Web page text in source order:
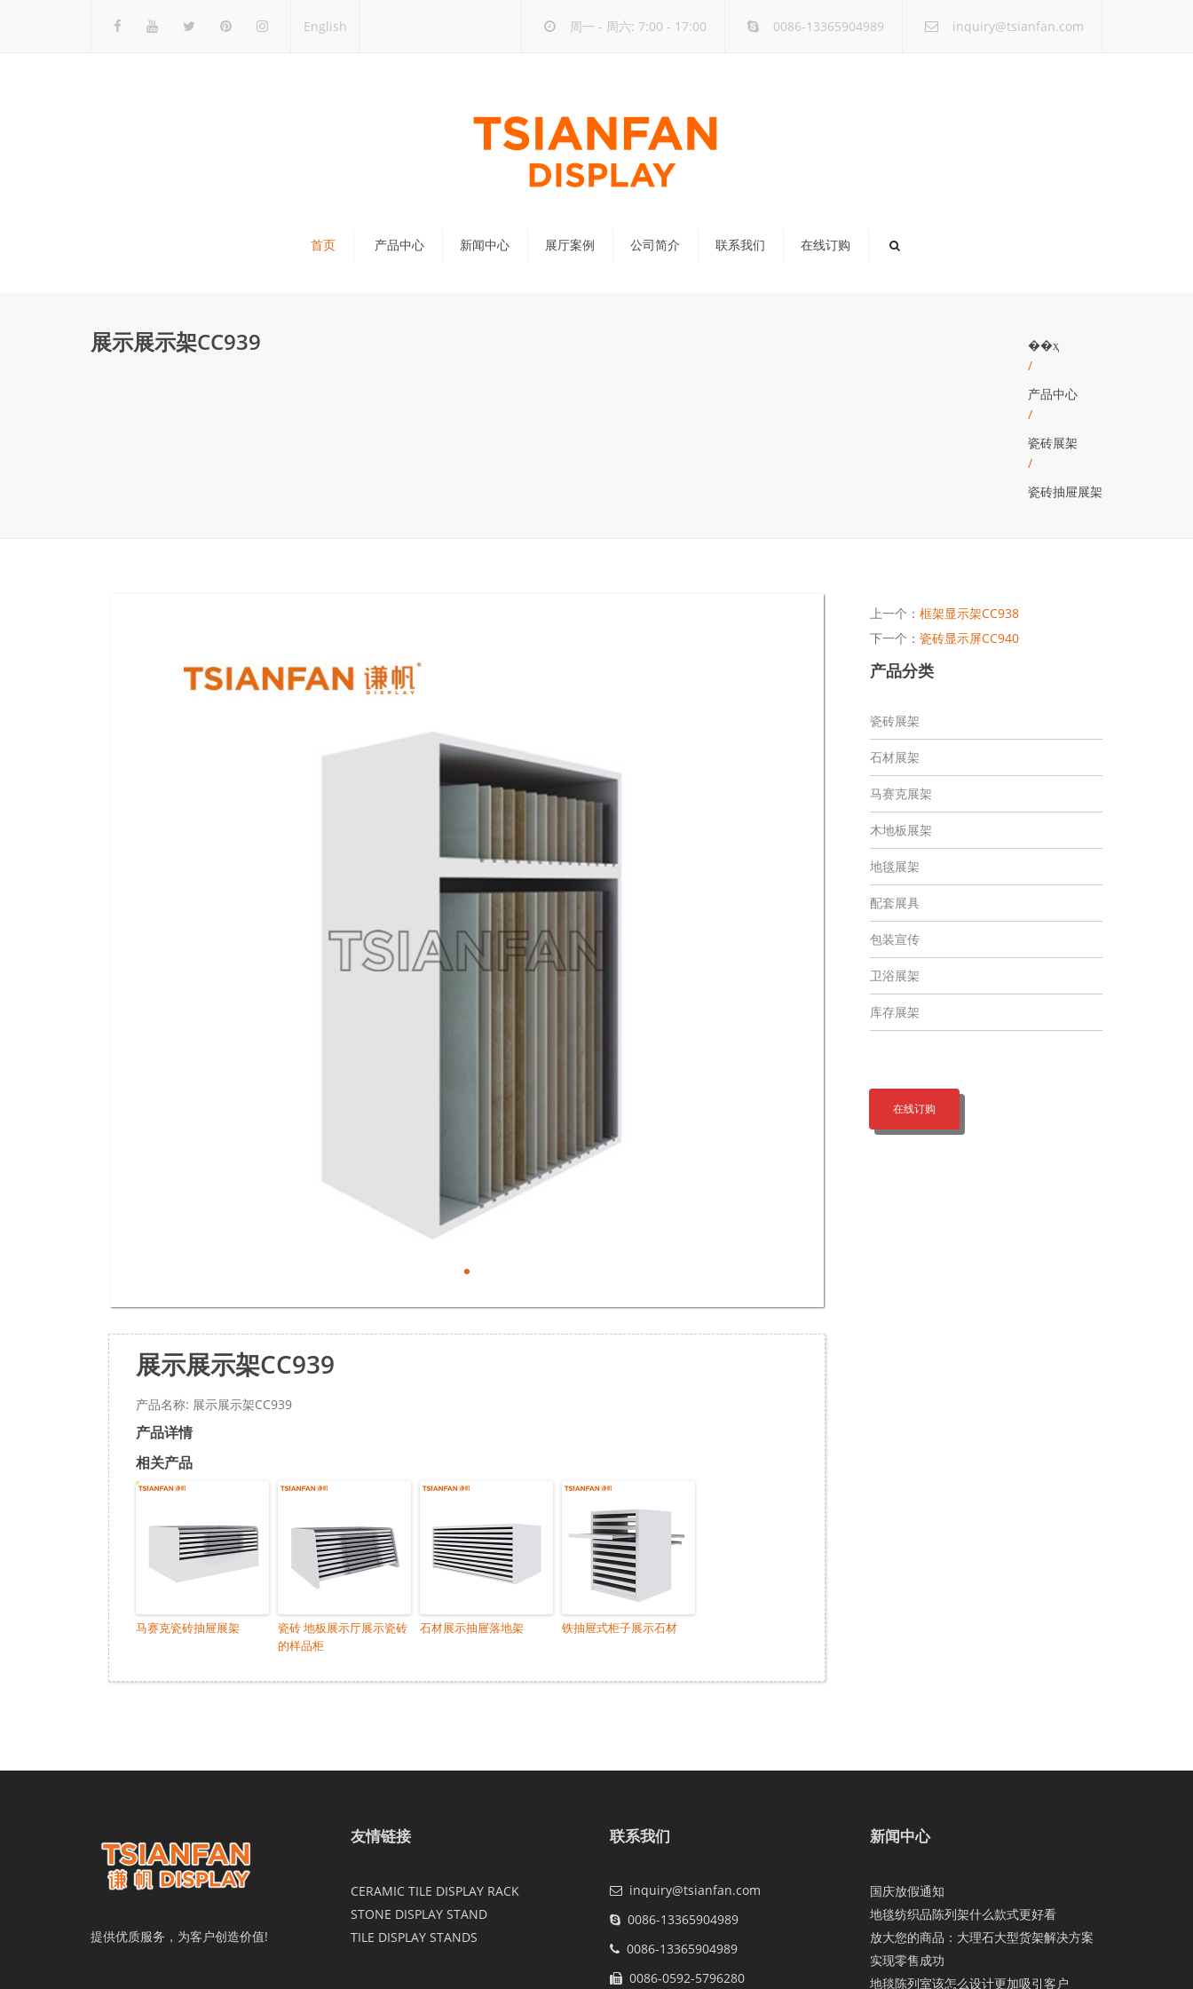
English 周一 - 周六: 7:00 - 17:00 0086-13365904989 inquiry@tsianfan.com
首页 产品中心 新闻中心 展厅案例 公司简介 联系我们 在线订购
展示展示架CC939
��ҳ
/
产品中心
/
瓷砖展架
/
瓷砖抽屉展架
展示展示架CC939
产品名称: 展示展示架CC939
产品详情
相关产品
马赛克瓷砖抽屉展架
瓷砖 地板展示厅展示瓷砖
的样品柜
石材展示抽屉落地架 铁抽屉式柜子展示石材
上一个： 框架显示架CC938
下一个： 瓷砖显示屏CC940
产品分类
瓷砖展架
石材展架
马赛克展架
木地板展架
地毯展架
配套展具
包装宣传
卫浴展架
库存展架
在线订购
提供优质服务，为客户创造价值!
友情链接
CERAMIC TILE DISPLAY RACK
STONE DISPLAY STAND
TILE DISPLAY STANDS
联系我们
inquiry@tsianfan.com
0086-13365904989
0086-13365904989
0086-0592-5796280
新闻中心
国庆放假通知
地毯纺织品陈列架什么款式更好看
放大您的商品：大理石大型货架解决方案
实现零售成功
地毯陈列室该怎么设计更加吸引客户